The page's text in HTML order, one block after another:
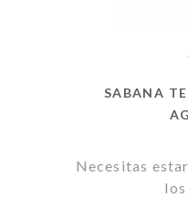
SABANA
Necesitas